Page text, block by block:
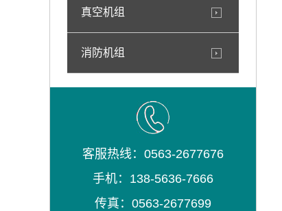
真空机组
消防机组
客服热线：0563-2677676
手机：138-5636-7666
传真：0563-2677699